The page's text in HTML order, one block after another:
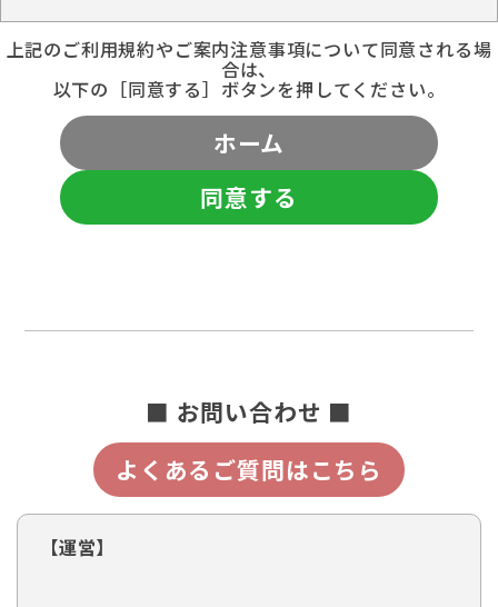
上記のご利用規約やご案内注意事項について同意される場
合は、
以下の［同意する］ボタンを押してください。
ホーム
同意する
■ お問い合わせ ■
よくあるご質問はこちら
【運営】